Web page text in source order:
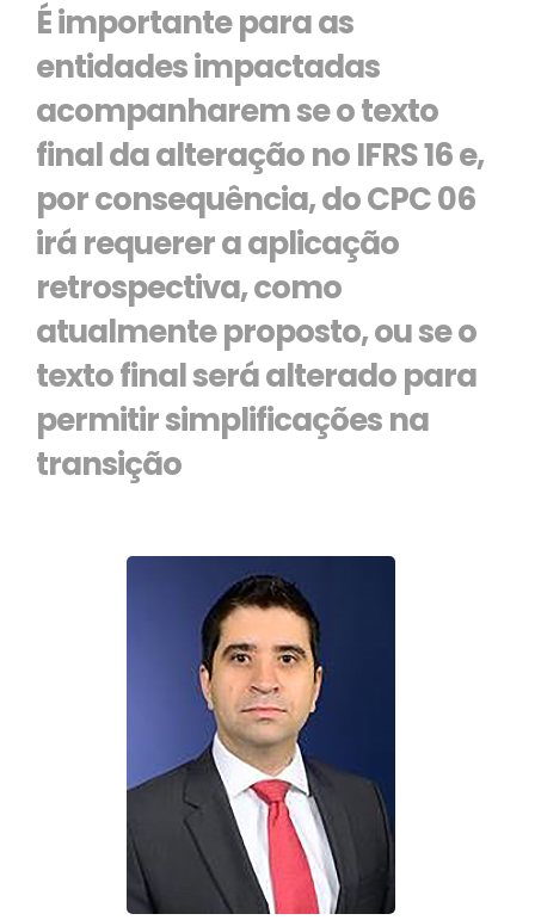
É importante para as
entidades impactadas
acompanharem se o texto
final da alteração no IFRS 16 e,
por consequência, do CPC 06
irá requerer a aplicação
retrospectiva, como
atualmente proposto, ou se o
texto final será alterado para
permitir simplificações na
transição